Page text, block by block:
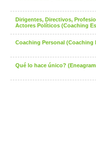
Dirigentes, Directivos,
Actores Políticos (Coaching
Coaching Personal (Coaching
Qué lo hace único?